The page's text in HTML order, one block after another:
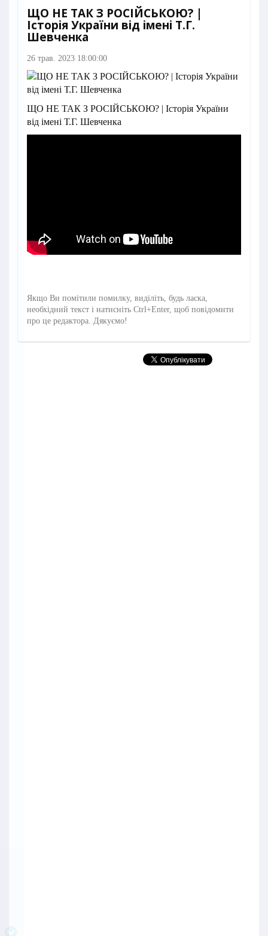
ЩО НЕ ТАК З РОСІЙСЬКОЮ? |
Історія України від імені Т.Г.
Шевченка
26 трав. 2023 18:00:00
ЩО НЕ ТАК З РОСІЙСЬКОЮ? | Історія України
від імені Т.Г. Шевченка
Якщо Ви помітили помилку, виділіть, будь ласка,
необхідний текст і натисніть Ctrl+Enter, щоб повідомити
про це редактора. Дякуємо!